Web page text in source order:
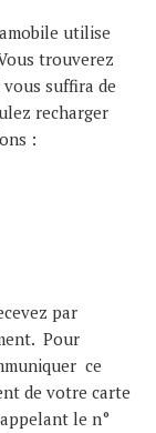
utilise
trouverez
suffira de
recharger
:
par
Pour
ce
de votre carte
le n°